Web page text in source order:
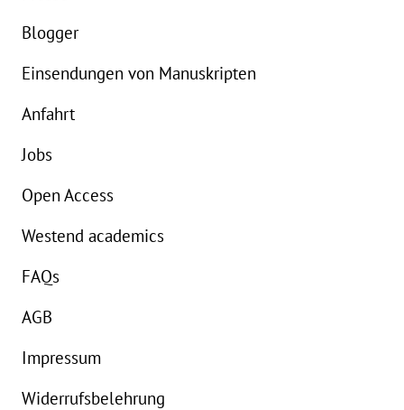
Blogger
Einsendungen von Manuskripten
Anfahrt
Jobs
Open Access
Westend academics
FAQs
AGB
Impressum
Widerrufsbelehrung